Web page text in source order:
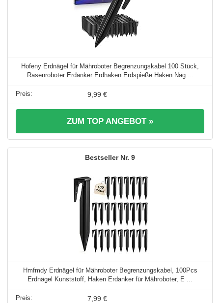
Hofeny Erdnägel für Mähroboter Begrenzungskabel 100 Stück,
Rasenroboter Erdanker Erdhaken Erdspieße Haken Näg ...
9,99 €
ZUM TOP ANGEBOT »
9
Hmfmdy Erdnägel für Mähroboter Begrenzungskabel, 100Pcs
Erdnägel Kunststoff, Haken Erdanker für Mähroboter, E ...
7,99 €